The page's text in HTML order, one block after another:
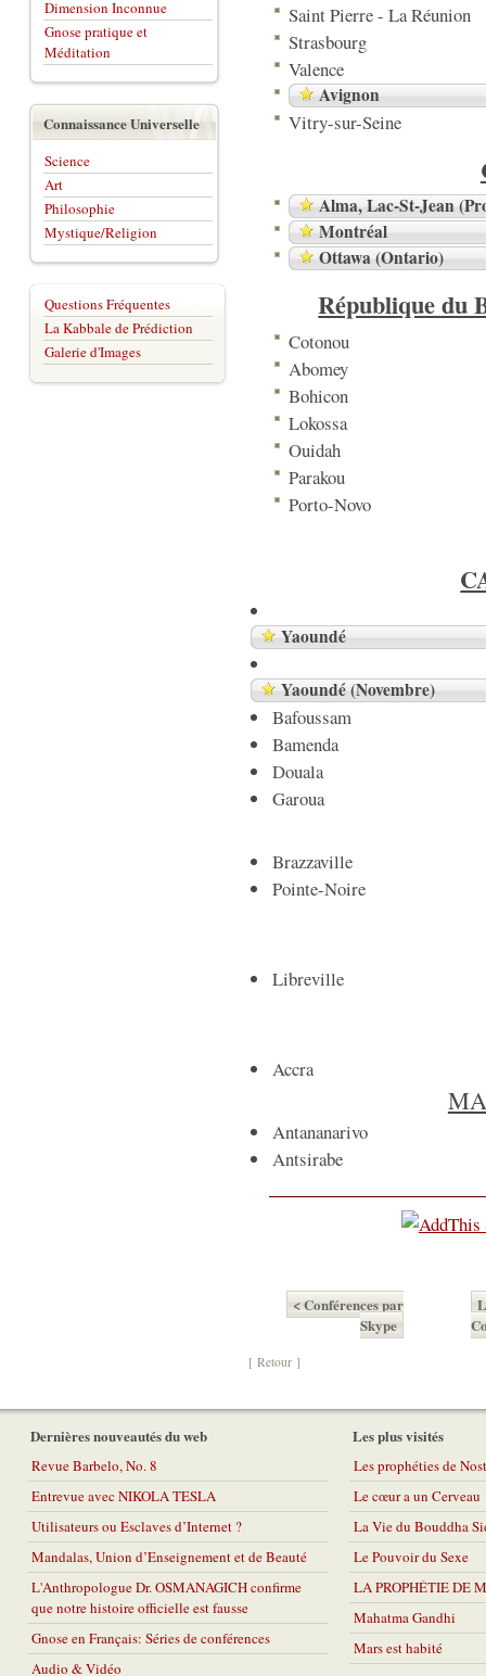
Saint Pierre - La Réunion
Strasbourg
Valence
Avignon
Vitry-sur-Seine
Alma, Lac-St-Jean
Montréal
Ottawa (Ontario)
République du
Cotonou
Abomey
Bohicon
Lokossa
Ouidah
Parakou
Porto-Novo
Yaoundé
Yaoundé (Novembre)
Bafoussam
Bamenda
Douala
Garoua
Brazzaville
Pointe-Noire
Libreville
Accra
Antananarivo
Antsirabe
< Conférences par
Skype
[ Retour ]
Dimension Inconnue
Gnose pratique et
Méditation
Connaissance Universelle
Science
Art
Philosophie
Mystique/Religion
Questions Fréquentes
La Kabbale de Prédiction
Galerie d'Images
Dernières nouveautés du web
Revue Barbelo, No. 8
Entrevue avec NIKOLA TESLA
Utilisateurs ou Esclaves d’Internet ?
Mandalas, Union d’Enseignement et de Beauté
L'Anthropologue Dr. OSMANAGICH confirme
que notre histoire officielle est fausse
Gnose en Français: Séries de conférences
Audio & Vidéo
Les plus visités
Les prophéties de
Le cœur a un Cerveau
La Vie du Bouddha
Le Pouvoir du Sexe
LA PROPHÉTIE DE
Mahatma Gandhi
Mars est habité